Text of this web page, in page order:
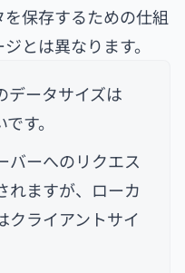
保存するための仕組
とは異なります。
データサイズは
す。
バーへのリクエス
れますが、ローカ
クライアントサイ